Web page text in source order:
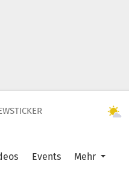
Events Mehr